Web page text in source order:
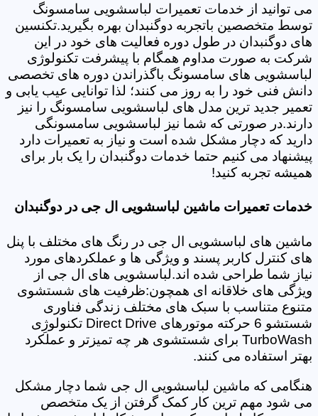
می توانید از خدمات تعمیرات لباسشویی سامسونگ
توسط متخصصین باتجربه دوگنبدان بهره بگیرید.تکنسین
های دوگنبدان در طول دوره فعالیت های خود در این
شرکت به صورت مداوم همگام با پیشرفت تکنولوژی
لباسشویی های سامسونگ باگذراندن دوره های تخصصی
دانش فنی خود را به روز می کنند؛ لذا توانایی عیب یابی و
تعمیر جدید ترین مدل های لباسشویی سامسونگ را نیز
دارند.در صورتی که شما نیز لباسشویی سامسونگی
دارید که دچار مشکل شده است و نیاز به تعمیرات دارد
پیشنهاد می کنیم حتما خدمات دوگنبدان را یک بار برای
همیشه تجربه کنید!
خدمات تعمیرات ماشین لباسشویی ال جی در دوگنبدان
ماشین های لباسشویی ال جی در رنگ های مختلف با پنل
های کنترل کاربر پسند و ویژگی ها و عملکردهای مورد
نیاز شما طراحی شده اند.لباسشویی های ال جی از
ویژگی های خلاقانه ای همچون:ظرفیت های شستشوی
متنوع متناسب با سبک های مختلف زندگی فناوری
شستشو 6 حرکته موتورهای Direct Drive تکنولوژِی
TurboWash برای شستشوی هر چه تمیزتر و عملکرد
بهتر استفاده می کنند.
هنگامی که ماشین لباسشویی ال جی شما دچار مشکل
می شود مهم ترین کار کمک گرفتن از یک متخصص